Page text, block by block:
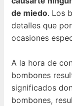
de miedo. Los
detalles que
ocasiones
A la hora de
bombones
significados
bombones,